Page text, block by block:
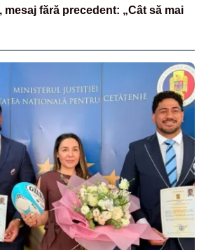
mesaj fără precedent: „Cât să mai